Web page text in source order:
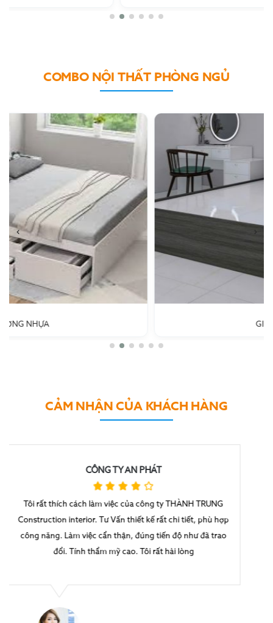
COMBO NỘI THẤT PHÒNG NGỦ
CẢM NHẬN CỦA KHÁCH HÀNG
CÔNG TY TNHH BẤT ĐỘNG SẢN
Thành Trung Construction interior thi công tủ bếp cho
nhà mình rất đẹp. Giám Đốc trẻ, nhiệt tình, chuyên môn
cao. Kỹ thuật và đội ngũ thợ thi công lắp đặt tỉ mỉ. Tôi rất
hài lòng với sản phẩm và dịch vụ của công ty